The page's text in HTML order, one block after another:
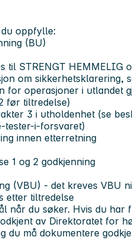
oppfylle:
(BU)
til STRENGT HEMMELIG
om sikkerhetsklarering,
for operasjoner i utlandet
før tiltredelse)
3 i utholdenhet (se
tester-i-forsvaret)
innen etterretning
1 og 2 godkjenning
(VBU) - det kreves VBU
etter tiltredelse
når du søker. Hvis du
av Direktoratet for
du må dokumentere